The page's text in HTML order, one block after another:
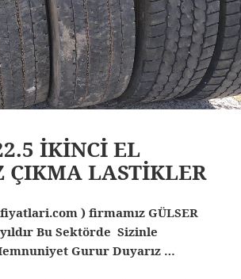
İKİNCİ EL
ÇIKMA LASTİKLER
) firmamız GÜLSER
Bu Sektörde Sizinle
Gurur Duyarız …